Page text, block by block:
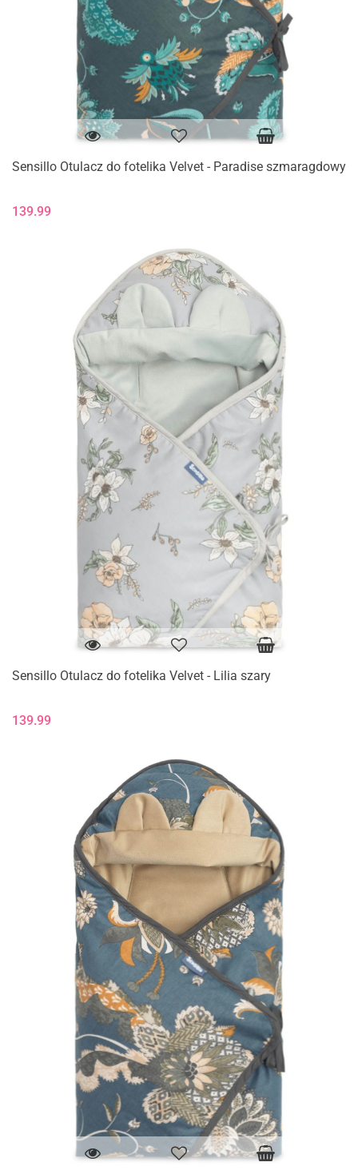
Sensillo Otulacz do fotelika Velvet - Paradise szmaragdowy
139.99
Sensillo Otulacz do fotelika Velvet - Lilia szary
139.99